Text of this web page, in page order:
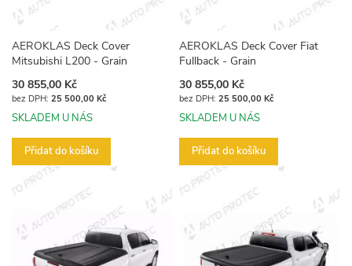
AEROKLAS Deck Cover
Mitsubishi L200 - Grain
30 855,00 Kč
25 500,00 Kč
SKLADEM U NÁS
Přidat do košíku
AEROKLAS Deck Cover Fiat
Fullback - Grain
30 855,00 Kč
25 500,00 Kč
SKLADEM U NÁS
Přidat do košíku